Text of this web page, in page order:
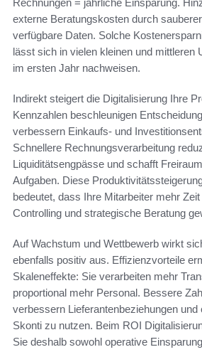
Rechnungen = jährliche Einsparung.
externe Beratungskosten durch
verfügbare Daten. Solche
lässt sich in vielen kleinen und mittleren
im ersten Jahr nachweisen.
Indirekt steigert die Digitalisierung Ihre
Kennzahlen beschleunigen
verbessern Einkaufs- und
Schnellere Rechnungsverarbeitung
Liquiditätsengpässe und schafft
Aufgaben. Diese
bedeutet, dass Ihre Mitarbeiter mehr
Controlling und strategische Beratung
Auf Wachstum und Wettbewerb wirkt
ebenfalls positiv aus. Effizienzvorteile
Skaleneffekte: Sie verarbeiten mehr
proportional mehr Personal. Bessere
verbessern Lieferantenbeziehungen und
Skonti zu nutzen. Beim ROI
Sie deshalb sowohl operative